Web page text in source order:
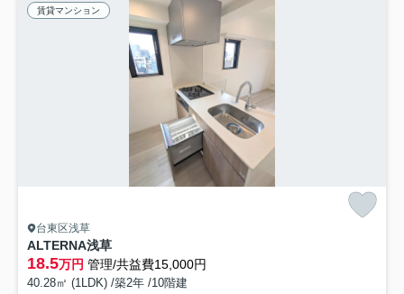
賃貸マンション
台東区浅草
ALTERNA浅草
18.5万円 管理/共益費15,000円
40.28㎡ (1LDK) /築2年 /10階建